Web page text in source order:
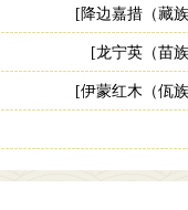
[降边嘉措（藏
[龙宁英（苗
[伊蒙红木（佤